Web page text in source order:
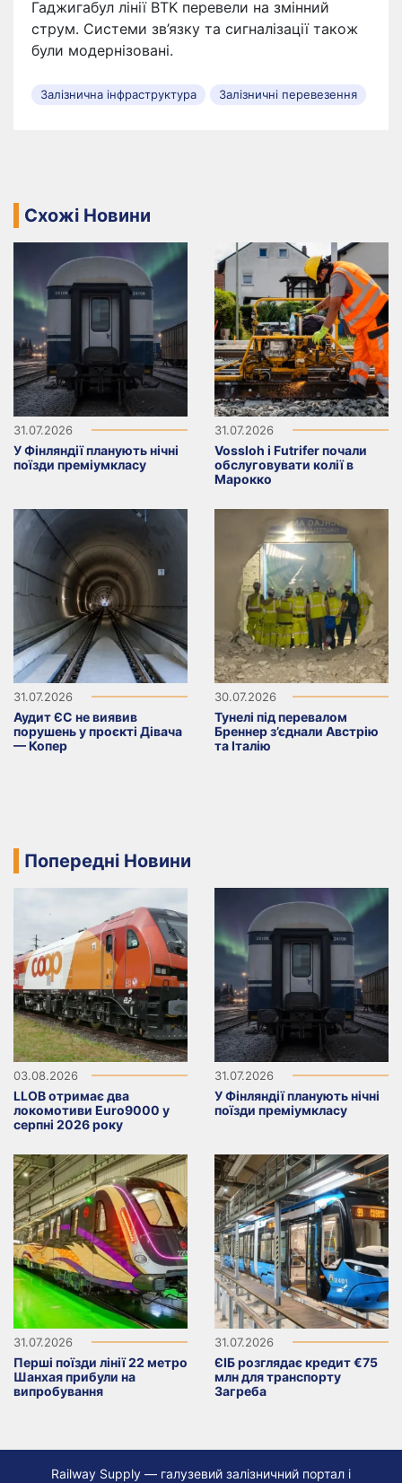
Гаджигабул лінії BTK перевели на змінний
струм. Системи зв’язку та сигналізації також
були модернізовані.
Залізнична інфраструктура Залізничні перевезення
Схожі Новини
31.07.2026
У Фінляндії планують нічні
поїзди преміумкласу
31.07.2026
Vossloh і Futrifer почали
обслуговувати колії в
Марокко
31.07.2026
Аудит ЄС не виявив
порушень у проєкті Дівача
— Копер
30.07.2026
Тунелі під перевалом
Бреннер з’єднали Австрію
та Італію
Попередні Новини
03.08.2026
LLOB отримає два
локомотиви Euro9000 у
серпні 2026 року
31.07.2026
У Фінляндії планують нічні
поїзди преміумкласу
31.07.2026
Перші поїзди лінії 22 метро
Шанхая прибули на
випробування
31.07.2026
ЄІБ розглядає кредит €75
млн для транспорту
Загреба
Railway Supply — галузевий залізничний портал і